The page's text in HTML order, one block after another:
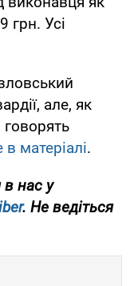
грн. Усі
але, як
в матеріалі.
в нас у
. Не ведіться